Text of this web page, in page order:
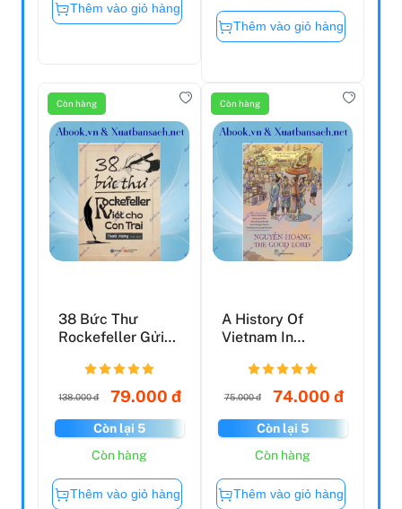
Thêm vào giỏ hàng
Thêm vào giỏ hàng
Còn hàng
38 Bức Thư
Rockefeller Gửi
138.000 đ 79.000 đ
Còn lại 5
Còn hàng
Thêm vào giỏ hàng
Còn hàng
A History Of
Vietnam In
Colour) - Ngu...
75.000 đ 74.000 đ
Còn lại 5
Còn hàng
Thêm vào giỏ hàng